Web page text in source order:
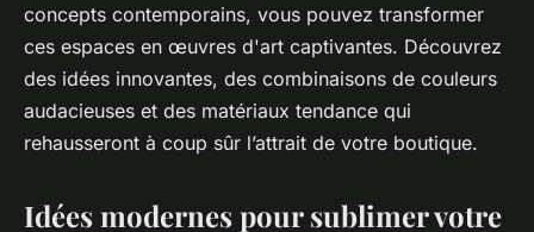
concepts contemporains, vous pouvez transformer
ces espaces en œuvres d'art captivantes. Découvrez
des idées innovantes, des combinaisons de couleurs
audacieuses et des matériaux tendance qui
rehausseront à coup sûr l’attrait de votre boutique.
Idées modernes pour sublimer votre